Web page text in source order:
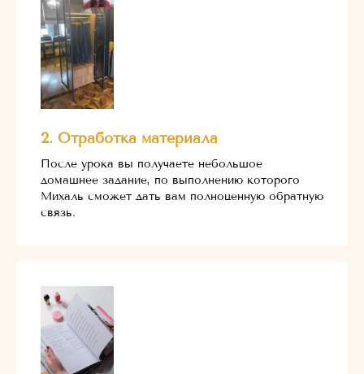
2. Отработка материала
После урока вы получаете небольшое
домашнее задание, по выполнению которого
Михаль сможет дать вам полноценную обратную
связь.